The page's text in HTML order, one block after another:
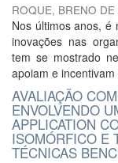
ROQUE, BRENO
Nos últimos anos, é
inovações nas
tem se mostrado
apoiam e
AVALIAÇÃO
ENVOLVENDO
APPLICATION
ISOMÓRFICO E
TÉCNICAS